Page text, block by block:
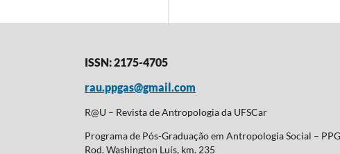
ISSN: 2175-4705
rau.ppgas@gmail.com
R@U – Revista de Antropologia da UFSCar
Programa de Pós-Graduação em Antropologia Social –
Rod. Washington Luís, km. 235